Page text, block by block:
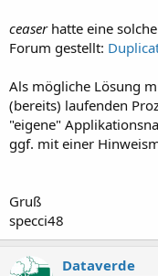
ceaserhatte eine
Forum gestellt:
Als mögliche Lösung
(bereits) laufenden
"eigene"
ggf. mit einer
Gruß
specci48
Dataverde